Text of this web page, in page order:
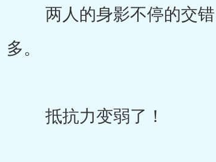
两人的身影不停的交错
多。
抵抗力变弱了！